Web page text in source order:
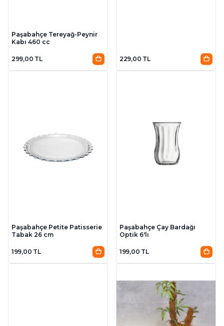
Paşabahçe Tereyağ-Peynir
Kabı 460 cc
299,00 TL 229,00 TL
Paşabahçe Petite Patisserie
Tabak 26 cm
199,00 TL
Paşabahçe Çay Bardağı
Optik 6'lı
199,00 TL